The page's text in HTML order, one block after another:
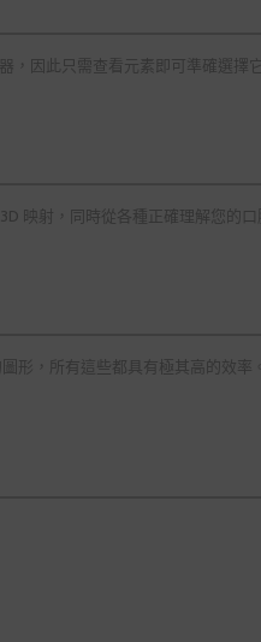
，因此只需查看元素即可準確選擇它
映射，同時從各種正確理解您的口
形，所有這些都具有極其高的效率